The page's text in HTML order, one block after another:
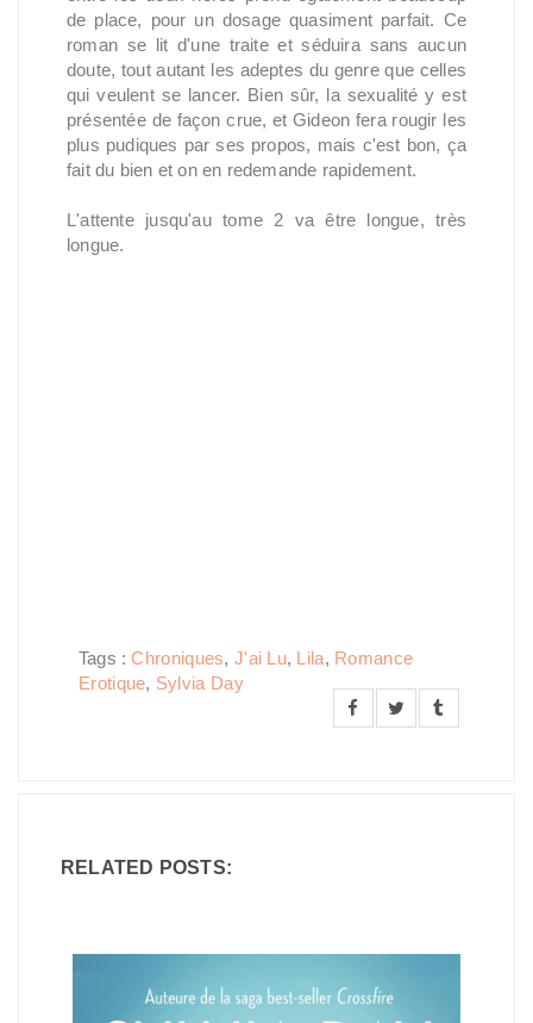
de place, pour un dosage quasiment parfait. Ce
roman se lit d'une traite et séduira sans aucun
doute, tout autant les adeptes du genre que celles
qui veulent se lancer. Bien sûr, la sexualité y est
présentée de façon crue, et Gideon fera rougir les
plus pudiques par ses propos, mais c'est bon, ça
fait du bien et on en redemande rapidement.
L'attente jusqu'au tome 2 va être longue, très
longue.
Tags :Chroniques, J'ai Lu, Lila, Romance
Erotique, Sylvia Day
RELATED POSTS: